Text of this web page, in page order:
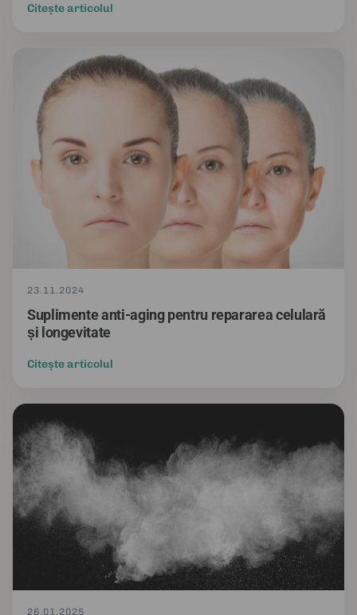
Citește articolul
23.11.2024
Suplimente anti-aging pentru repararea celulară
și longevitate
Citește articolul
26.01.2025